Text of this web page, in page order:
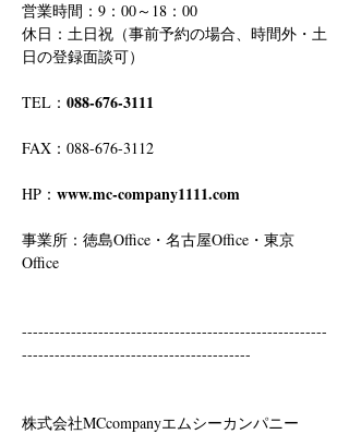
営業時間：9：00～18：00
休日：土日祝（事前予約の場合、時間外・土
日の登録面談可）
TEL： 088-676-3111
FAX：088-676-3112
HP： www.mc-company1111.com
事業所：徳島Office・名古屋Office・東京
Office
--------------------------------------------------------
------------------------------------------
株式会社MCcompanyエムシーカンパニー